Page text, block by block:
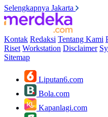
Selengkapnya Jakarta
Kontak Redaksi Tentang Kami
Riset Workstation Disclaimer
Sitemap
Liputan6.com
Bola.com
Kapanlagi.com